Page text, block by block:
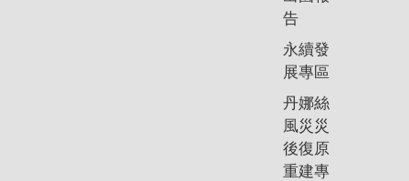
告
永續發
展專區
丹娜絲
風災災
後復原
重建專